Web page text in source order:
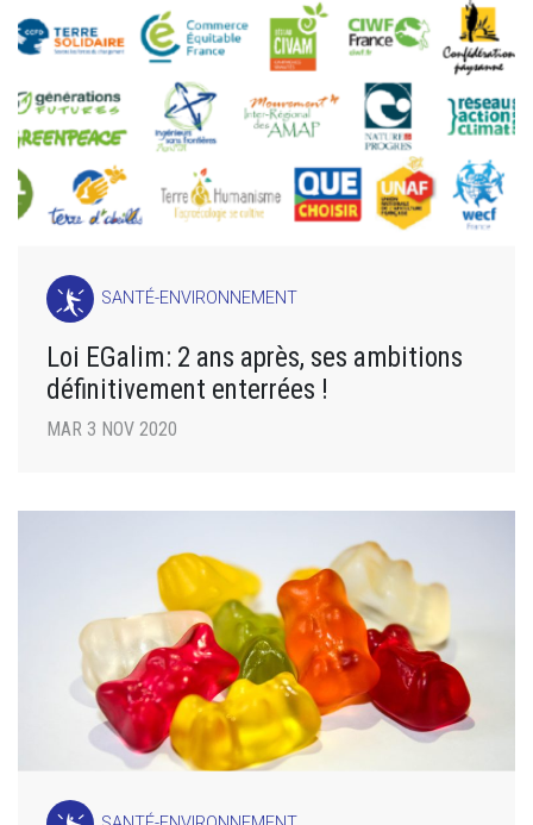
SANTÉ-ENVIRONNEMENT
Loi EGalim: 2 ans après, ses ambitions
définitivement enterrées !
MAR 3 NOV 2020